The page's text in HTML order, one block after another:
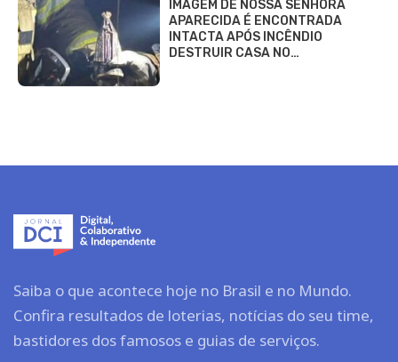
IMAGEM DE NOSSA SENHORA
APARECIDA É ENCONTRADA
INTACTA APÓS INCÊNDIO
DESTRUIR CASA NO…
Saiba o que acontece hoje no Brasil e no Mundo.
Confira resultados de loterias, notícias do seu time,
bastidores dos famosos e guias de serviços.